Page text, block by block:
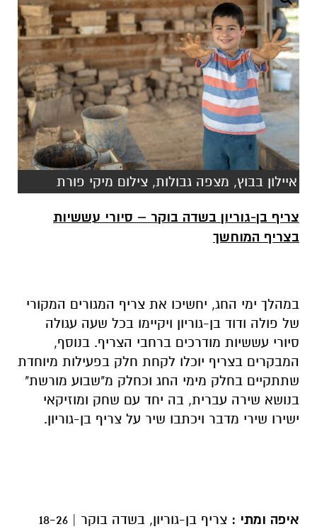
איילון בבוץ, מצפה גבולות, צילום מיקי פורת
צריף בן-גוריון בשדה בוקר – סיורי עששיות
בצריף המוחשך
במהלך ימי החג, יחשיכו את צריף המגורים המקורי
של פולה ודוד בן-גוריון ויקיימו בכל שעה עגולה
סיורי עששיות מודרכים ברחבי הצריף. בנוסף,
המבקרים בצריף יוכלו לקחת חלק בפעילות מיוחדת
שתתקיים בחלק מימי החג וכחלק מ"שבוע מורשת"
בנושא שירה עברית, בה יחד עם שחק ומוזיקאי
ישירו שירי מדבר ויכתבו שיר על צריף בן-גוריון.
איפה ומתי :
צריף בן-גוריון, בשדה בוקר | 18-26